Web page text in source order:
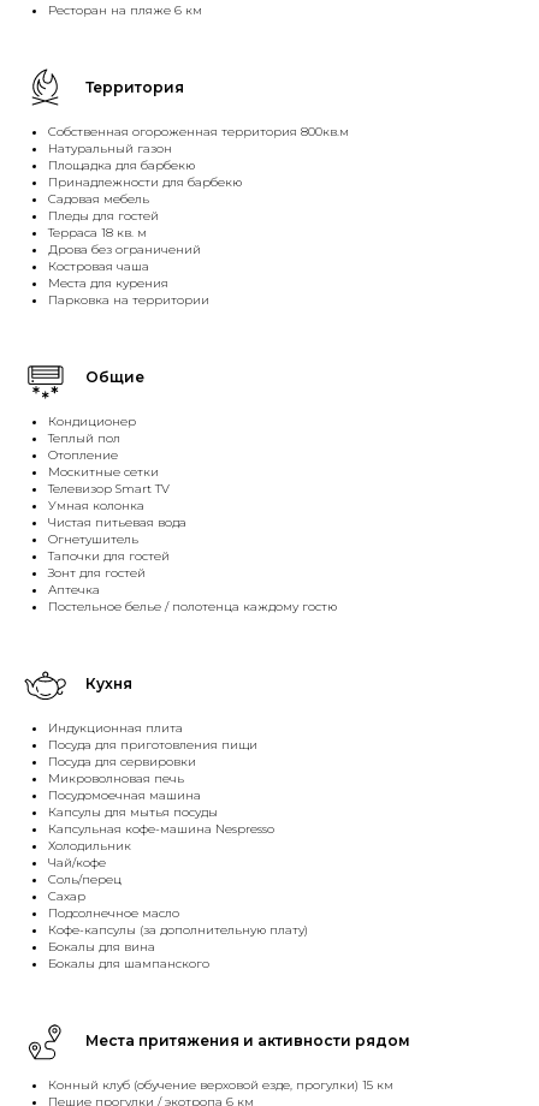
Ресторан на пляже 6 км
Территория
Собственная огороженная территория 800кв.м
Натуральный газон
Площадка для барбекю
Принадлежности для барбекю
Садовая мебель
Пледы для гостей
Терраса 18 кв. м
Дрова без ограничений
Костровая чаша
Места для курения
Парковка на территории
Общие
Кондиционер
Теплый пол
Отопление
Москитные сетки
Телевизор Smart TV
Умная колонка
Чистая питьевая вода
Огнетушитель
Тапочки для гостей
Зонт для гостей
Аптечка
Постельное белье / полотенца каждому гостю
Кухня
Индукционная плита
Посуда для приготовления пищи
Посуда для сервировки
Микроволновая печь
Посудомоечная машина
Капсулы для мытья посуды
Капсульная кофе-машина Nespresso
Холодильник
Чай/кофе
Соль/перец
Сахар
Подсолнечное масло
Кофе-капсулы (за дополнительную плату)
Бокалы для вина
Бокалы для шампанского
Места притяжения и активности рядом
Конный клуб (обучение верховой езде, прогулки) 15 км
Пешие прогулки / экотропа 6 км